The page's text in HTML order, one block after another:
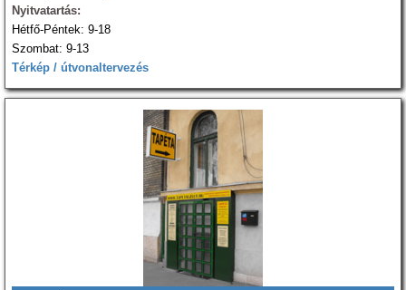
Nyitvatartás:
Hétfő-Péntek: 9-18
Szombat: 9-13
Térkép / útvonaltervezés